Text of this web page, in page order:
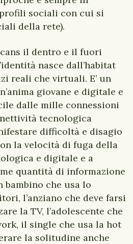
sociali con cui si
della rete).
il dentro e il fuori
nasce dall’habitat
reali che virtuali. E’ un
giovane e digitale e
dalle mille connessioni
tecnologica
difficoltà e disagio
la velocità di fuga della
e digitale e a
quantità di informazione
bambino che usa lo
l’anziano che deve farsi
la TV, l’adolescente che
il single che usa la hot
la solitudine anche